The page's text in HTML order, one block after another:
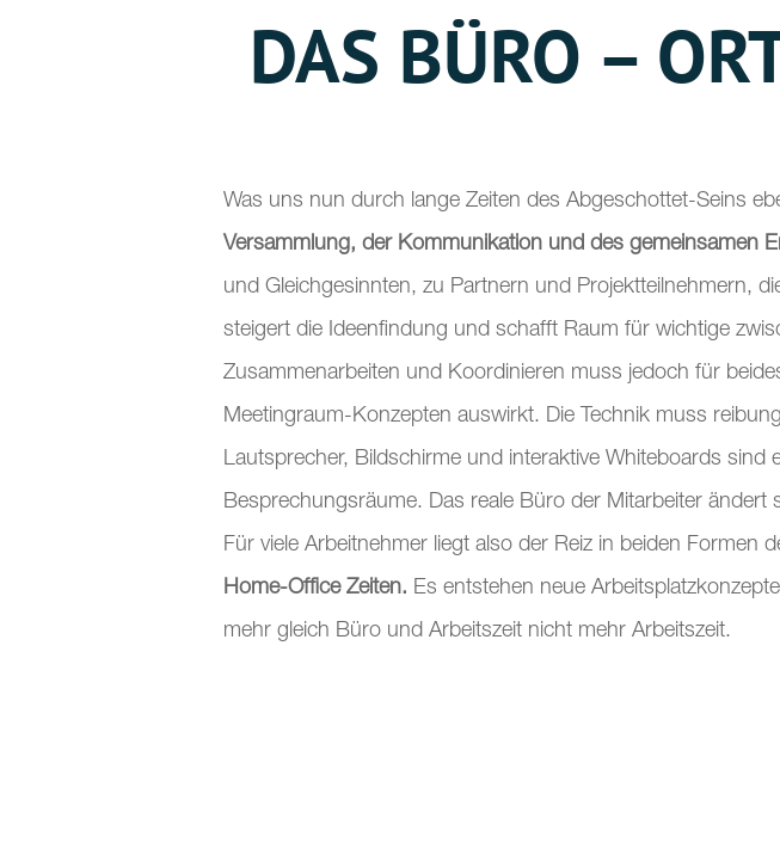
DAS BÜRO –
Was uns nun durch lange Zeiten des Abgeschottet-Seins
Versammlung, der Kommunikation und des gemeinsamen
und Gleichgesinnten, zu Partnern und Projektteilnehmern,
steigert die Ideenfindung und schafft Raum für wichtige
Zusammenarbeiten und Koordinieren muss jedoch für
Meetingraum-Konzepten auswirkt. Die Technik muss
Lautsprecher, Bildschirme und interaktive Whiteboards sind
Besprechungsräume. Das reale Büro der Mitarbeiter
Für viele Arbeitnehmer liegt also der Reiz in beiden Formen
Home-Office Zeiten. Es entstehen neue
mehr gleich Büro und Arbeitszeit nicht mehr Arbeitszeit.